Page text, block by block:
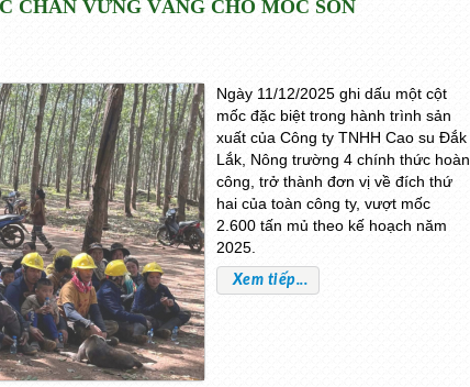
CHÂN VỮNG VÀNG CHO MỐC SON
Ngày 11/12/2025 ghi dấu một cột
mốc đặc biệt trong hành trình sản
xuất của Công ty TNHH Cao su Đắk
Lắk, Nông trường 4 chính thức hoàn
công, trở thành đơn vị về đích thứ
hai của toàn công ty, vượt mốc
2.600 tấn mủ theo kế hoạch năm
2025.
Xem tiếp...